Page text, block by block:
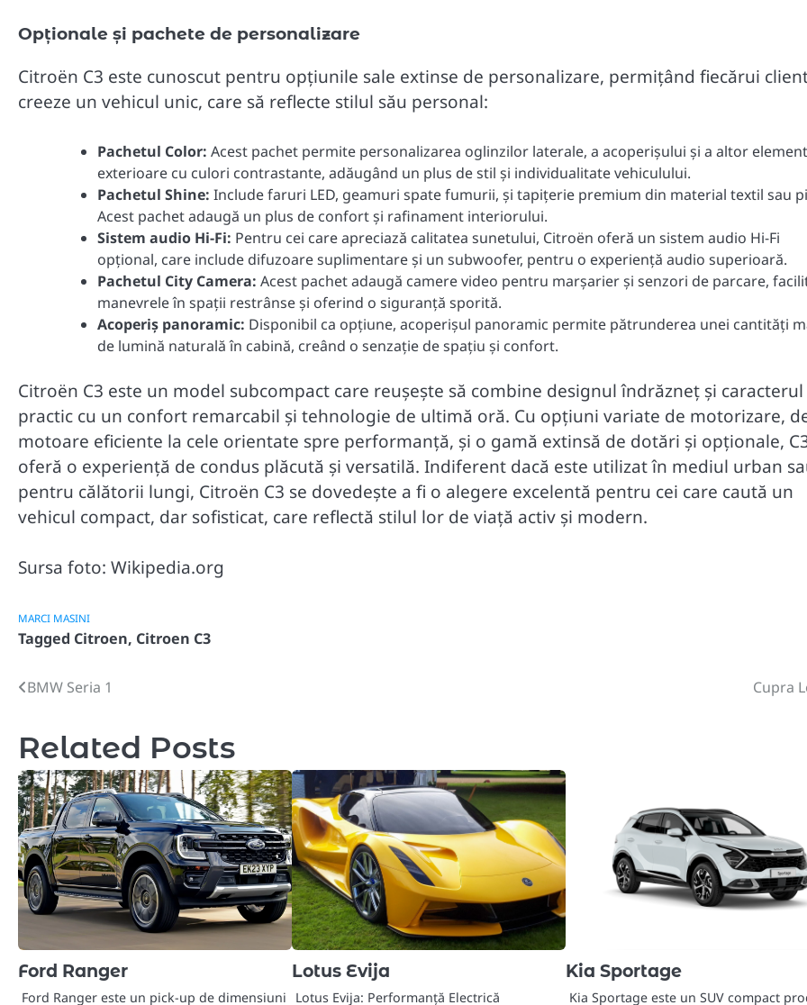
Opționale și pachete de personalizare
Citroën C3 este cunoscut pentru opțiunile sale extinse de personalizare, permițând fiecărui
creeze un vehicul unic, care să reflecte stilul său personal:
Pachetul Color: Acest pachet permite personalizarea oglinzilor laterale, a acoperișului și a altor
exterioare cu culori contrastante, adăugând un plus de stil și individualitate vehiculului.
Pachetul Shine: Include faruri LED, geamuri spate fumurii, și tapițerie premium din material textil sau
Acest pachet adaugă un plus de confort și rafinament interiorului.
Sistem audio Hi-Fi: Pentru cei care apreciază calitatea sunetului, Citroën oferă un sistem audio Hi-Fi
opțional, care include difuzoare suplimentare și un subwoofer, pentru o experiență audio superioară.
Pachetul City Camera: Acest pachet adaugă camere video pentru marșarier și senzori de parcare,
manevrele în spații restrânse și oferind o siguranță sporită.
Acoperiș panoramic: Disponibil ca opțiune, acoperișul panoramic permite pătrunderea unei cantități
de lumină naturală în cabină, creând o senzație de spațiu și confort.
Citroën C3 este un model subcompact care reușește să combine designul îndrăzneț și caracterul
practic cu un confort remarcabil și tehnologie de ultimă oră. Cu opțiuni variate de motorizare,
motoare eficiente la cele orientate spre performanță, și o gamă extinsă de dotări și opționale,
oferă o experiență de condus plăcută și versatilă. Indiferent dacă este utilizat în mediul urban
pentru călătorii lungi, Citroën C3 se dovedește a fi o alegere excelentă pentru cei care caută un
vehicul compact, dar sofisticat, care reflectă stilul lor de viață activ și modern.
Sursa foto: Wikipedia.org
MARCI MASINI
Tagged Citroen, Citroen C3
Post
BMW Seria 1 Cupra
Related Posts
Ford Ranger
Ford Ranger este un pick-up de dimensiuni
Lotus Evija
Lotus Evija: Performanță Electrică
Kia Sportage
Kia Sportage este un SUV compact